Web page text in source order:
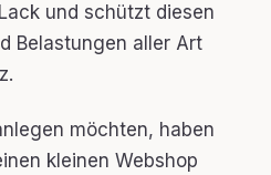
und schützt diesen
Belastungen aller Art
möchten, haben
kleinen Webshop